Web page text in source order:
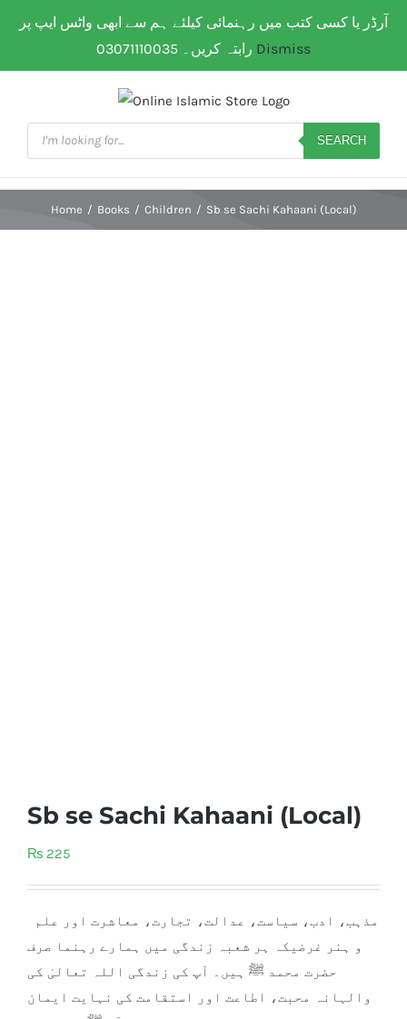
آرڈر یا کسی کتب میں رہنمائی کیلئے ہم سے ابھی واٹس ایپ پر
Dismiss
WhatsApp: 0307 111 00 35 | Flat Shipping Rate:200
Products
search
SEARCH
Home / Books / Children / Sb se Sachi Kahaani (Local)
Sb se Sachi Kahaani (Local)
₨ 225
و ہنر غرضیکہ ہر شعبہ زندگی میں ہمارے رہنما صرف
حضرت محمد ﷺ ہیں۔ آپ کی زندگی اللہ تعالیٰ کی
والہانہ محبت، اطاعت اور استقامت کی نہایت ایمان